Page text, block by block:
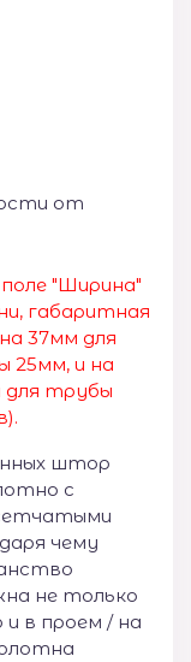
от
"Ширина"
габаритная
37мм для
25мм, и на
для трубы
штор
с
чему
не только
в проем / на